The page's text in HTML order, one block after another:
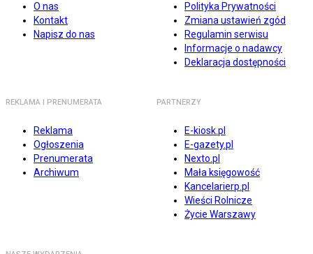
O nas
Kontakt
Napisz do nas
Polityka Prywatności
Zmiana ustawień zgód
Regulamin serwisu
Informacje o nadawcy
Deklaracja dostępności
REKLAMA I PRENUMERATA
Reklama
Ogłoszenia
Prenumerata
Archiwum
PARTNERZY
E-kiosk.pl
E-gazety.pl
Nexto.pl
Mała księgowość
Kancelarierp.pl
Wieści Rolnicze
Życie Warszawy